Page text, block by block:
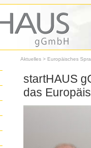
Aktuelles > Europäisches
startHAUS
das